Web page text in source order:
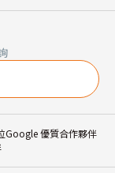
Google 優質合作夥伴